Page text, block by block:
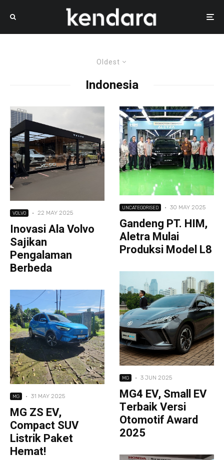
Oldest
Indonesia
VOLVO · 22 MAY 2025
Inovasi Ala Volvo
Sajikan
Pengalaman
Berbeda
MG · 31 MAY 2025
MG ZS EV,
Compact SUV
Listrik Paket
Hemat!
UNCATEGORISED · 30 MAY 2025
Gandeng PT. HIM,
Aletra Mulai
Produksi Model L8
MG · 3 JUN 2025
MG4 EV, Small EV
Terbaik Versi
Otomotif Award
2025